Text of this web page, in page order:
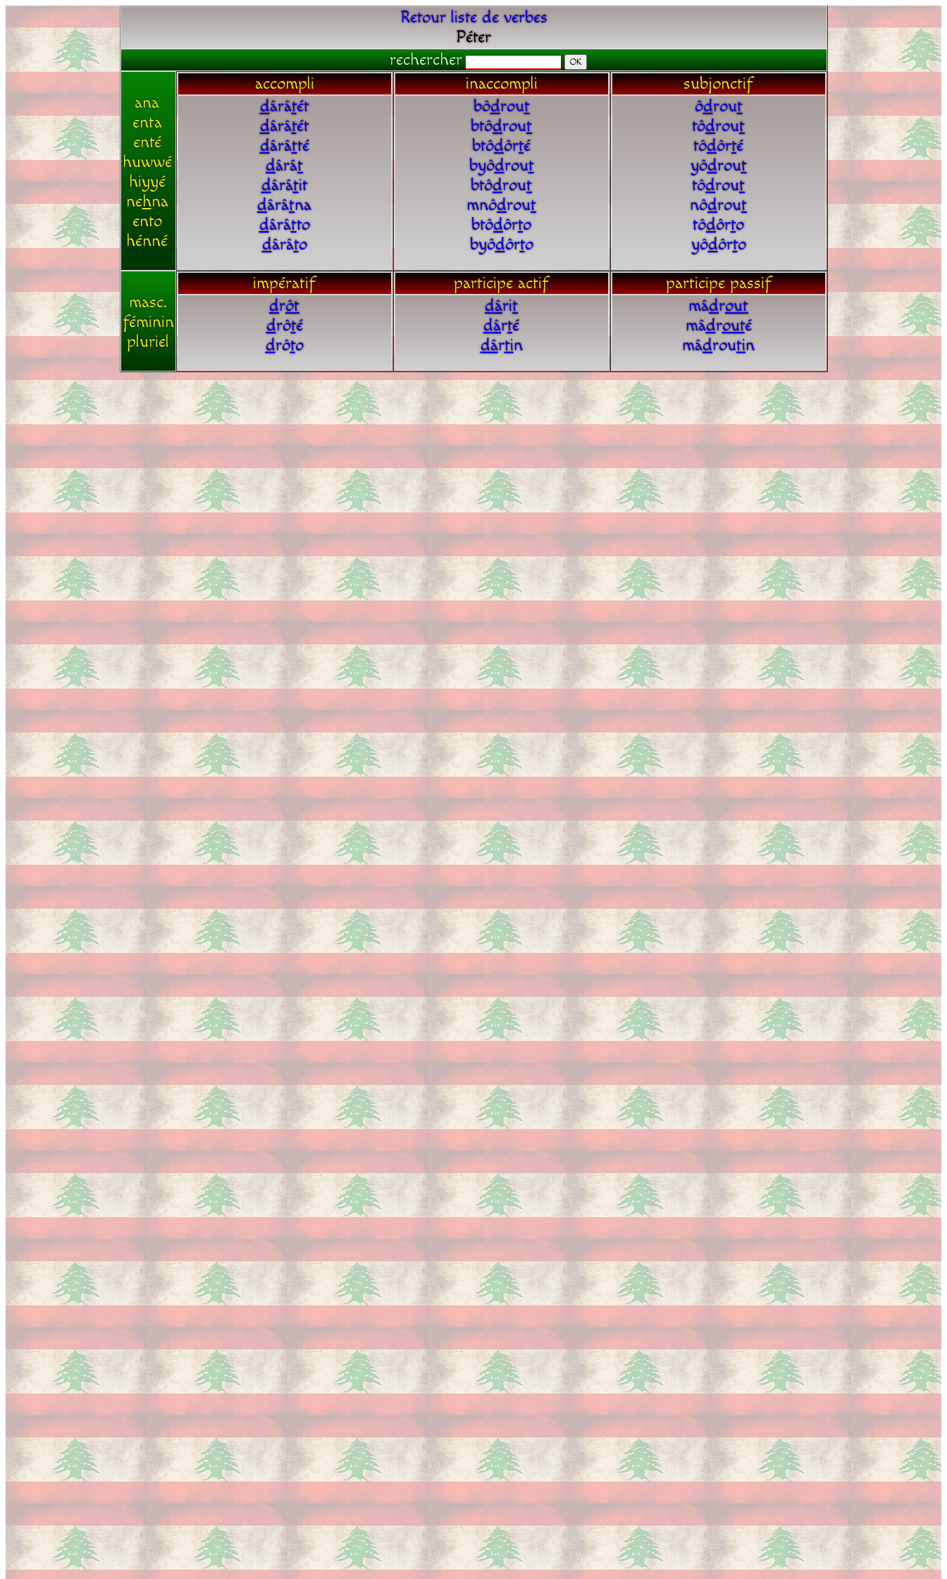
Retour liste de verbes
Péter
rechercher
ana
enta
enté
huwwé
hiyyé
nehna
ento
hénné
accompli
dârâtét
dârâtét
dârâtté
dârât
dârâtit
dârâtna
dârâtto
dârâto
inaccompli
bôdrout
btôdrout
btôdôrté
byôdrout
btôdrout
mnôdrout
btôdôrto
byôdôrto
subjonctif
ôdrout
tôdrout
tôdôrté
yôdrout
tôdrout
nôdrout
tôdôrto
yôdôrto
masc.
féminin
pluriel
impératif
drôt
drôté
drôto
participe actif
dârit
dârté
dârtin
participe passif
mâdrout
mâdrouté
mâdroutin